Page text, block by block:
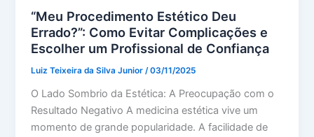
“Meu Procedimento Estético Deu
Errado?”: Como Evitar Complicações e
Escolher um Profissional de Confiança
Luiz Teixeira da Silva Junior/03/11/2025
O Lado Sombrio da Estética: A Preocupação com o
Resultado Negativo A medicina estética vive um
momento de grande popularidade. A facilidade de